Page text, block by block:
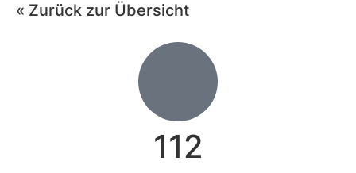
« Zurück zur Übersicht
112